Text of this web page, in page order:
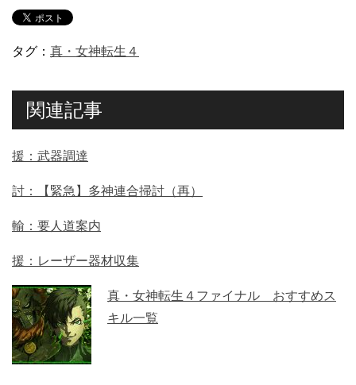
タグ： 真・女神転生４
関連記事
援：武器調達
討：【緊急】多神連合掃討（再）
輸：要人道案内
援：レーザー器材収集
真・女神転生４ファイナル おすすめス
キル一覧